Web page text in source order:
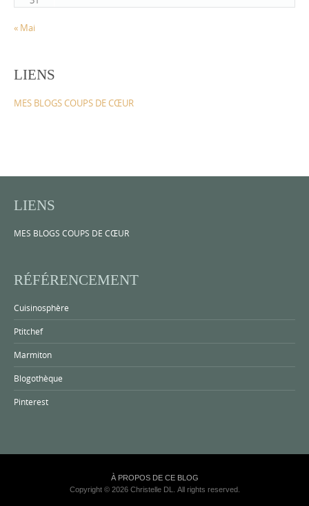
« Mai
LIENS
MES BLOGS COUPS DE CŒUR
LIENS
MES BLOGS COUPS DE CŒUR
RÉFÉRENCEMENT
Cuisinosphère
Ptitchef
Marmiton
Blogothèque
Pinterest
À PROPOS DE CE BLOG
Copyright © 2026 Christelle DL. All rights reserved.